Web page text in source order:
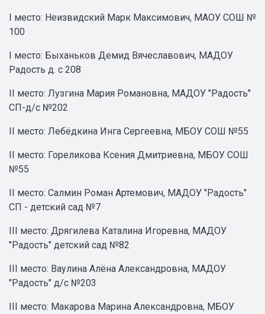
I место: Неизвидский Марк Максимович, МАОУ СОШ №
100
I место: Быханьков Демид Вячеславович, МАДОУ
Радость д. с 208
II место: Лузгина Мария Романовна, МАДОУ "Радость"
СП-д/с №202
II место: Лебёдкина Инга Сергеевна, МБОУ СОШ №55
II место: Гореликова Ксения Дмитриевна, МБОУ СОШ
№55
II место: Салмин Роман Артемович, МАДОУ "Радость"
СП - детский сад №7
III место: Дрягилева Каталина Игоревна, МАДОУ
"Радость" детский сад №82
III место: Ваулина Алёна Александровна, МАДОУ
"Радость" д/с №203
III место: Макарова Марина Александровна, МБОУ